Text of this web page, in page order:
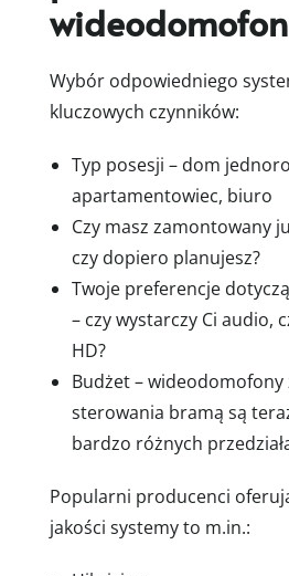
Wybór odpowiedniego
kluczowych czynników:
Typ posesji – dom
apartamentowiec, biuro
Czy masz zamontowany
czy dopiero planujesz?
Twoje preferencje
– czy wystarczy Ci audio,
HD?
Budżet – wideodomofony
sterowania bramą są
bardzo różnych
Popularni producenci
jakości systemy to m.in.: